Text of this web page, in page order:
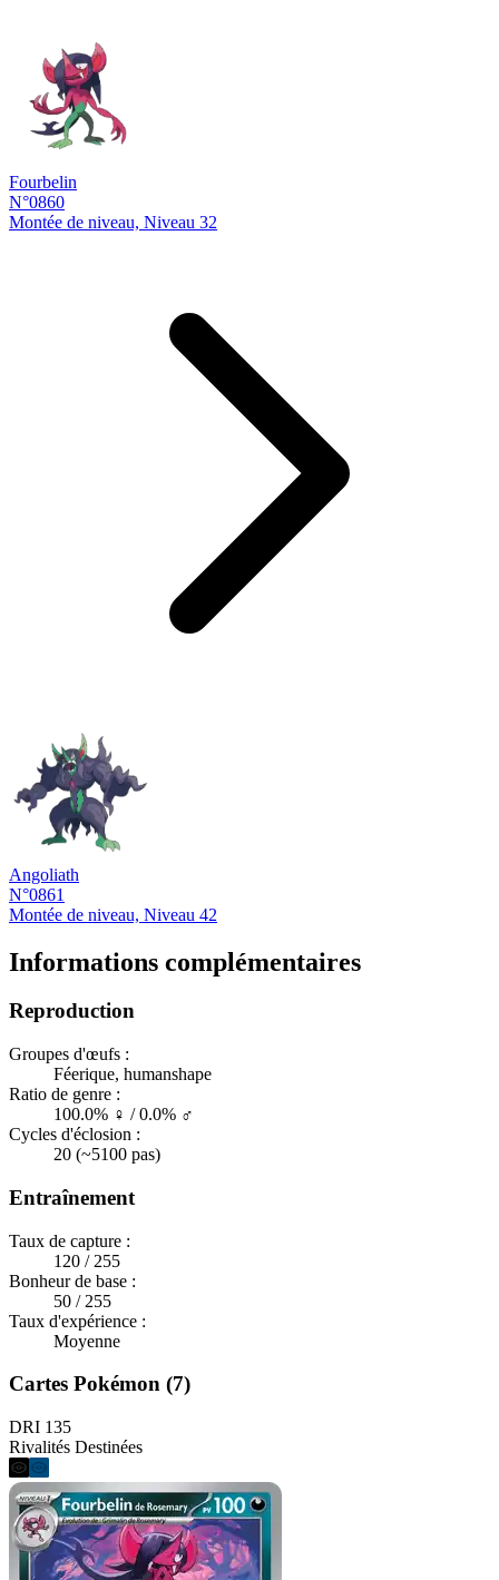
Fourbelin
N°0860
Montée de niveau, Niveau 32
Angoliath
N°0861
Montée de niveau, Niveau 42
Informations complémentaires
Reproduction
Groupes d'œufs :
Féerique, humanshape
Ratio de genre :
100.0% ♀ / 0.0% ♂
Cycles d'éclosion :
20 (~5100 pas)
Entraînement
Taux de capture :
120 / 255
Bonheur de base :
50 / 255
Taux d'expérience :
Moyenne
Cartes Pokémon (7)
DRI 135
Rivalités Destinées